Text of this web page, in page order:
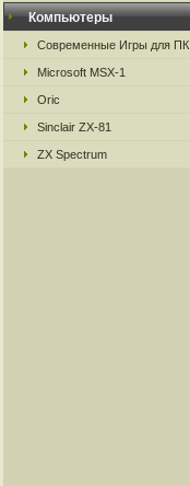
Компьютеры
Современные Игры для ПК
Microsoft MSX-1
Oric
Sinclair ZX-81
ZX Spectrum